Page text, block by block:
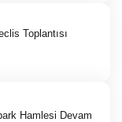
Toplantısı
Hamlesi Devam